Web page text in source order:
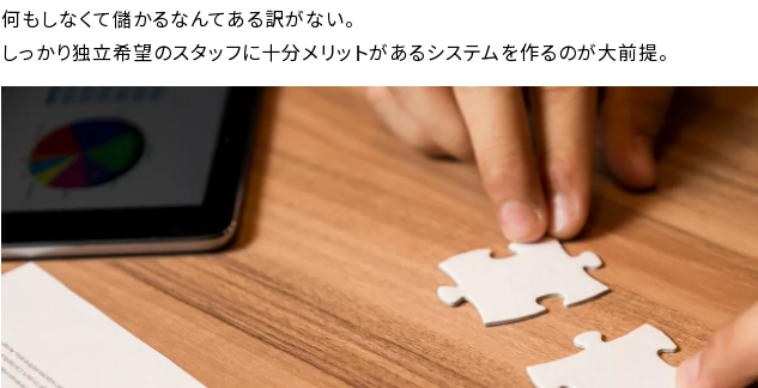
何もしなくて儲かるなんてある訳がない。
しっかり独立希望のスタッフに十分メリットがあるシステムを作るのが大前提。